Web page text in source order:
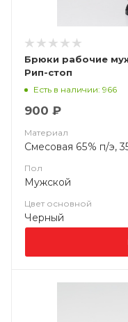
Брюки рабочие
Рип-стоп
Есть в наличии: 966
900 ₽
Материал
Смесовая 65% п/э,
Пол
Мужской
Цвет основной
Черный